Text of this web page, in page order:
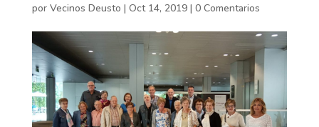
por Vecinos Deusto | Oct 14, 2019| 0 Comentarios